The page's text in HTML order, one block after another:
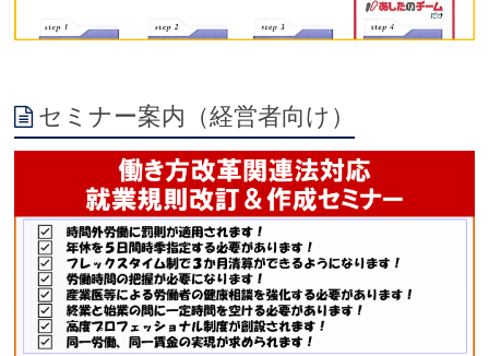
セミナー案内（経営者向け）